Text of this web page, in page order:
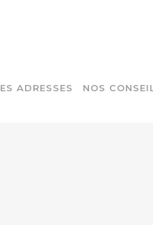
ADRESSES NOS